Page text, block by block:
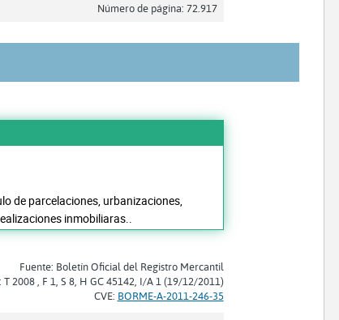
Número de página: 72.917
de parcelaciones, urbanizaciones,
inmobiliaras..
Fuente: Boletín Oficial del Registro Mercantil
2008 , F 1, S 8, H GC 45142, I/A 1 (19/12/2011)
CVE: BORME-A-2011-246-35